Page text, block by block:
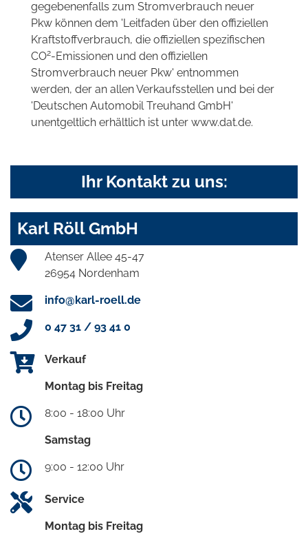
gegebenenfalls zum Stromverbrauch neuer
Pkw können dem 'Leitfaden über den offiziellen
Kraftstoffverbrauch, die offiziellen spezifischen
CO2-Emissionen und den offiziellen
Stromverbrauch neuer Pkw' entnommen
werden, der an allen Verkaufsstellen und bei der
'Deutschen Automobil Treuhand GmbH'
unentgeltlich erhältlich ist unter www.dat.de.
Ihr Kontakt zu uns:
Karl Röll GmbH
Atenser Allee 45-47
26954 Nordenham
info@karl-roell.de
0 47 31 / 93 41 0
Verkauf
Montag bis Freitag
8:00 - 18:00 Uhr
Samstag
9:00 - 12:00 Uhr
Service
Montag bis Freitag